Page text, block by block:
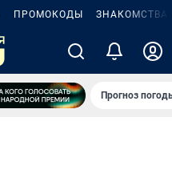
ПРОМОКОДЫ ЗНАКОМСТВА
Прогноз